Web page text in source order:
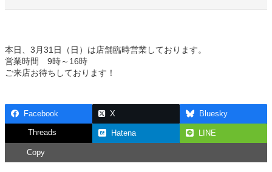
本日、3月31日（日）は店舗臨時営業しております。
営業時間 9時～16時
ご来店お待ちしております！
Facebook X Bluesky
Threads Hatena LINE
Copy